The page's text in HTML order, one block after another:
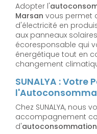
Adopter l'
Marsan vous permet
d'électricité en
aux panneaux
écoresponsable qui
énergétique tout en
changement
SUNALYA : Votre
Chez SUNALYA, nous
accompagnement
d'